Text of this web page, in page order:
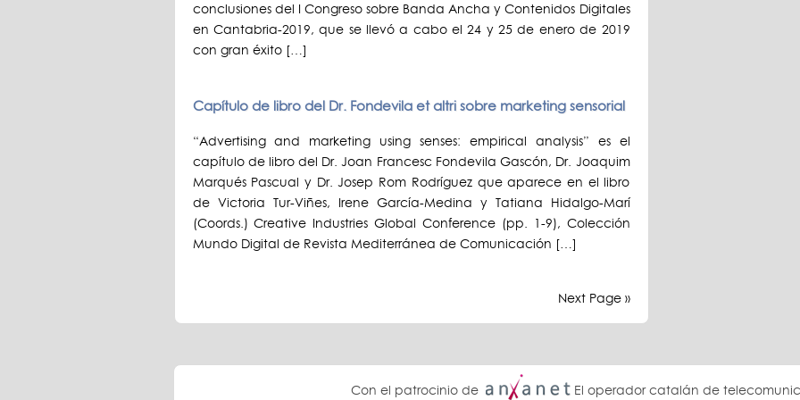
conclusiones del I Congreso sobre Banda Ancha y Contenidos Digitales
en Cantabria-2019, que se llevó a cabo el 24 y 25 de enero de 2019
con gran éxito […]
Capítulo de libro del Dr. Fondevila et altri sobre marketing sensorial
“Advertising and marketing using senses: empirical analysis” es el
capítulo de libro del Dr. Joan Francesc Fondevila Gascón, Dr. Joaquim
Marqués Pascual y Dr. Josep Rom Rodríguez que aparece en el libro
de Victoria Tur-Viñes, Irene García-Medina y Tatiana Hidalgo-Marí
(Coords.) Creative Industries Global Conference (pp. 1-9), Colección
Mundo Digital de Revista Mediterránea de Comunicación […]
Next Page »
Con el patrocinio de El operador catalán de